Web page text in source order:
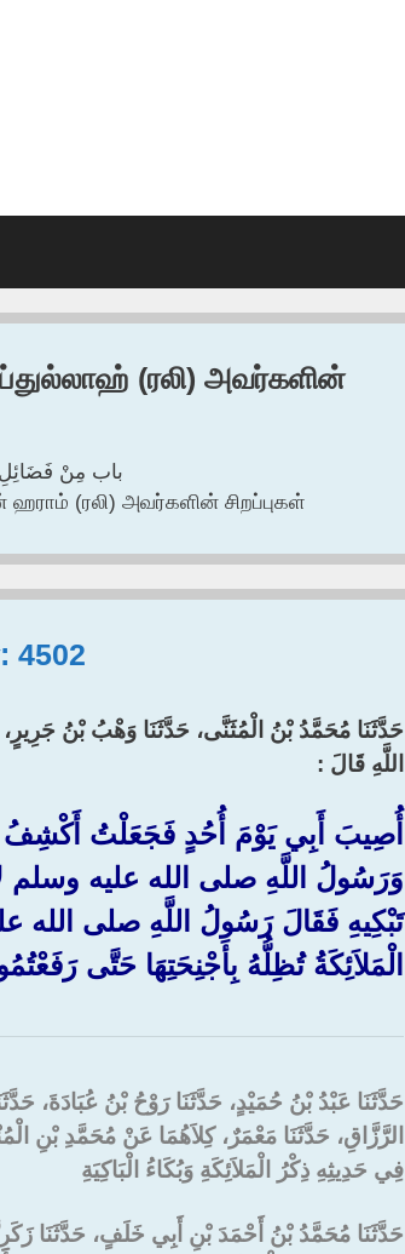
(ரலி) அவர்களின்
باب مِنْ فَضَائِلِ
(ரலி) அவர்களின் சிறப்புகள்
4502
حَدَّثَنَا مُحَمَّدُ بْنُ الْمُثَنَّى، حَدَّثَنَا وَهْبُ بْنُ
اللَّهِ قَالَ :‏
أُصِيبَ أَبِي يَوْمَ أُحُدٍ فَجَعَلْتُ أَكْشِفُ
وَرَسُولُ اللَّهِ صلى الله عليه
تَبْكِيهِ فَقَالَ رَسُولُ اللَّهِ صلى الله
الْمَلاَئِكَةُ تُظِلُّهُ بِأَجْنِحَتِهَا حَتَّى
حَدَّثَنَا عَبْدُ بْنُ حُمَيْدٍ، حَدَّثَنَا رَوْحُ بْنُ عُبَادَةَ،
الرَّزَّاقِ، حَدَّثَنَا مَعْمَرٌ، كِلاَهُمَا عَنْ مُحَمَّدِ بْنِ
فِي حَدِيثِهِ ذِكْرُ الْمَلاَئِكَةِ وَبُكَاءُ الْبَاكِيَةِ ‏
حَدَّثَنَا مُحَمَّدُ بْنُ أَحْمَدَ بْنِ أَبِي خَلَفٍ، حَدَّثَنَا